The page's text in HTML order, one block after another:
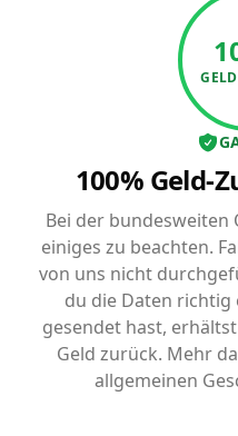
100% Geld-
Bei der bundesweiten
einiges zu beachten.
von uns nicht
du die Daten richtig
gesendet hast,
Geld zurück. Mehr
allgemeinen